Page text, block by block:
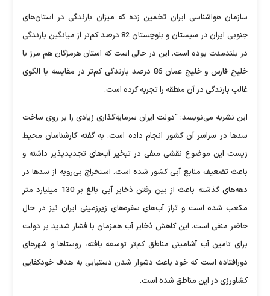
سازمان هواشناسی ایران تخمین زده که میزان بارندگی در استان‌های
جنوبی ایران در سیستان و بلوچستان 82 درصد کم‌تر از میانگین بارندگی
در بلندمدت بوده است. این در حالی است که استان هرمزگان هم مرز با
خلیج فارس و خلیج عمان 86 درصد بارندگی کم‌تر در مقایسه با الگوی
غالب بارندگی در آن منطقه را تجربه کرده است.
این نشریه می‌نویسد: "دولت ایران سرمایه‌گذاری زیادی را بر روی ساخت
سدها در سراسر آن کشور انجام داده است. به گفته کارشناسان محیط
زیست این موضوع نقشی منفی در تبخیر آب‌های تجدیدپذیر داشته و
باعث تضعیف منابع آبی کشور شده است. استخراج بی‌رویه از سدها در
دهه‌های گذشته باعث از بین رفتن ذخایر آبی بالغ بر 130 میلیارد متر
مکعب شده است و تراز آب‌های سفره‌های زیرزمینی ایران نیز در حال
حاضر منفی است. این کاهش ذخایر آب همزمان با فشار شدید بر دولت
برای تامین آب آشامینی مناطق کم‌تر توسعه یافته، روستاها و شهرهای
دورافتاده است که خود باعث دشوار شدن دستیابی به هدف خودکفایی
کشاورزی در این مناطق شده است.